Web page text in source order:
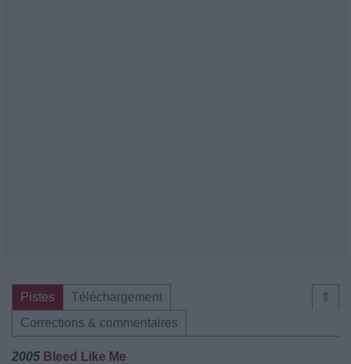
⇑
Pistes
Téléchargement
Corrections & commentaires
2005 Bleed Like Me